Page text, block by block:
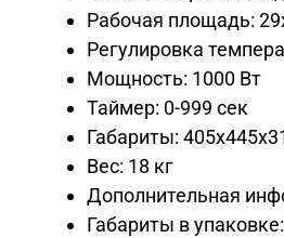
Рабочая площадь:
Регулировка
Мощность: 1000 Вт
Таймер: 0-999 сек
Габариты:
Вес: 18 кг
Дополнительная
Габариты в